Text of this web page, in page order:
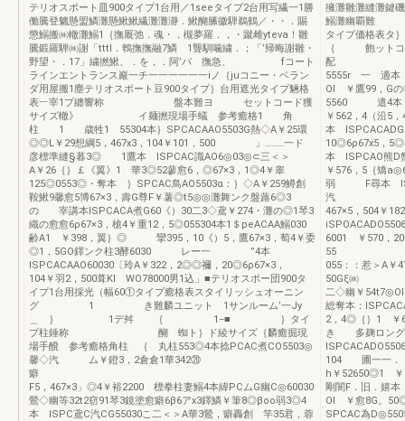
テリオスポート皿900タイプ1台用／1seeタイプ2台用写繊一1勝
働騰登魑懸盟鱗灘懸鰍鰍繊灘灘瀞．鰍醐縢徽騨鵜鶴／・・．賜
懲鰯搬㈱轍灘鰯1｛撫厩弛．魂・．槻夢羅．，・蹴雌yteva！雛
騰鍛羅騨㈱謝「tttl．鵯撫撫融7鱗 1聾馴噛繍．；「’帰晦謝雛・
野望・．17」繍撚鰍、．を，．阿’パ 撫急、 fコート
ラインエントランス巖一チ一一一一一一iノ｛juコニー・ベラン
ダ用屋搬1塵テリオスポート豆900タイプ｝台用遮光タイプ魎格
表︸宰1プ纏響称 盤本難ヨ セットコード獲
サイズ轍》 イ麺撚現場手蟻 参考癒格1 角
柱 1 歳牲1 55304本｝SPCACAAO5503G熱◇A￥25環
◎◎L￥29想綱5，467x3，104￥101，500 」………一ド
彦標準縫§暮3◎ 1鷹本 lSPCAC識AO6◎03◎⊂三＜＞
A￥26｛｝￡《翼》1 華3◎52蓼愈6，◎67×3，1◎4￥睾
125◎0553◎・奪本 ｝SPCAC鳥AO5503α：｝◇A￥259鱒創
鞍鰍9馨愈5博67×3，壽G尊F￥薯◎t5◎◎灘舞ンク盤蕗6◎3
の 宰講本lSPCACA煮G60《）30二3◇鳶￥274・灘の◎1琴3
織の愈愈6ρ67×3，槍4￥重12，5◎055304本1＄peACAA鰯030
齢A1 ￥398，翼｝◎ 攣395，10《）5，鷹67×3，萄4￥委
◎1，5GO鐸ンク柱3酵6030 レー一 ”4本
lSPCACAAO60030〔玲A￥322，2◎◎禰，20◎6ρ67×3，
104￥羽2，500葺Kl WO78000男1込」■テリオスポー団900タ
イプ1台用採光（幅60①タイプ癒格表スタイリッシュオーニン
グ 1 き難麟ユニット 1サンルーム’一Jy
＿ ｝ 1デ舛 ｛ 1−■ ｝タイ
プ柱錘称 醐 蜘ト｝ド綾サイズ｛麟癒掘現
場手醗 参考癒格角柱 ｛ 丸柱553◎4本捻PCAC煮CO5503◎
馨◇汽 ム￥鐙3，2倉倉1華342⑳
癖
F5，467×3」◎4￥裕2200 標拳柱妻鰯4本緯PCムG幽C◎60030
鶯◇幽等32t2窃91琴3鏡塗愈癖6β6アx3鐸鱗￥筆8◎βoo弱3◎4
本 lSPC鳶C汽CG55030こ二＜＞A華3鶯，癖轟創 竿35君，蓉
擁灘雛灘縫灘鍵
鰯灘幽覇難 璽
タイプ価格
｛ 飽ットコ
配 「参
5555r 一 適本
Ol ￥鷹99，G
5560 遣4本
￥562，4（沿
本
10◎6ρ67x5，
本 lSPCAO熊
￥576，5｛
弱 F尋本
汽 ；￥464
467×5，504￥
6001 ￥570，
55 …醐“剛
055：：惹＞A
50Gξ㈱
二◇幽￥
総奪本：
2，4◎｛｝1
き 多麹ロ
104 圃一一．．
h￥52650◎1 ￥
剛闇F．旧．嬉
Ol ￥愈8G。
SPCAC為